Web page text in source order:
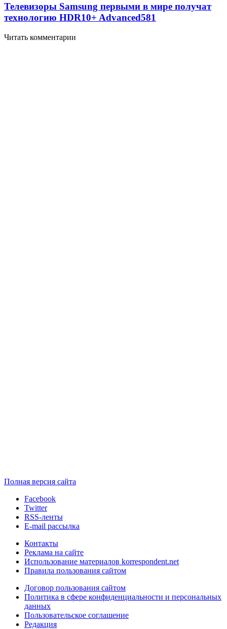
Телевизоры Samsung первыми в мире получат
технологию HDR10+ Advanced581
Читать комментарии
Полная версия сайта
Facebook
Twitter
RSS-ленты
E-mail рассылка
Контакты
Реклама на сайте
Использование материалов korrespondent.net
Правила пользования сайтом
Договор пользования сайтом
Политика в сфере конфиденциальности и персональных
данных
Пользовательское соглашение
Редакция